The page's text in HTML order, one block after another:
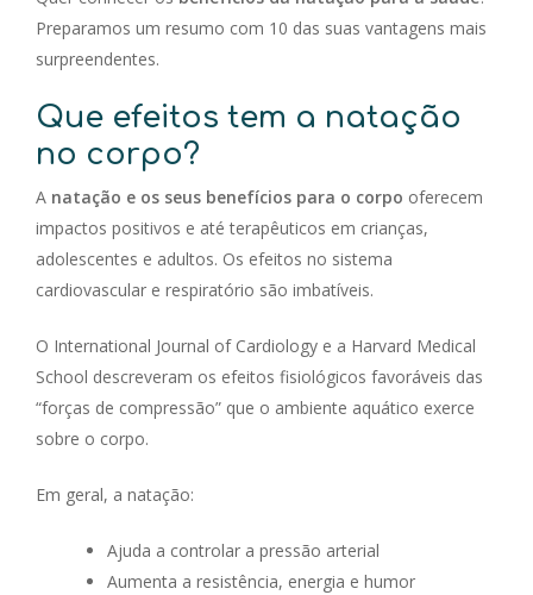
Preparamos um resumo com 10 das suas vantagens mais
surpreendentes.
Que efeitos tem a natação
no corpo?
A natação e os seus benefícios para o corpo oferecem
impactos positivos e até terapêuticos em crianças,
adolescentes e adultos. Os efeitos no sistema
cardiovascular e respiratório são imbatíveis.
O International Journal of Cardiology e a Harvard Medical
School descreveram os efeitos fisiológicos favoráveis das
“forças de compressão” que o ambiente aquático exerce
sobre o corpo.
Em geral, a natação:
Ajuda a controlar a pressão arterial
Aumenta a resistência, energia e humor